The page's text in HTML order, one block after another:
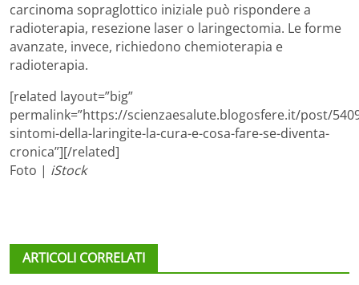
carcinoma sopraglottico iniziale può rispondere a
radioterapia, resezione laser o laringectomia. Le forme
avanzate, invece, richiedono chemioterapia e
radioterapia.
[related layout=”big”
permalink=”https://scienzaesalute.blogosfere.it/post/
sintomi-della-laringite-la-cura-e-cosa-fare-se-diventa-
cronica”][/related]
Foto | iStock
ARTICOLI CORRELATI